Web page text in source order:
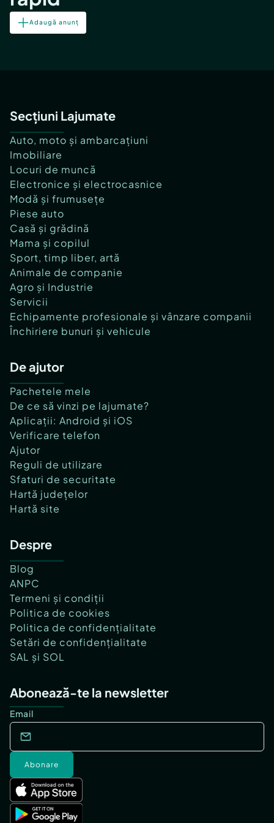
Adaugă anunț
Secțiuni Lajumate
Auto, moto și ambarcațiuni
Imobiliare
Locuri de muncă
Electronice și electrocasnice
Modă și frumusețe
Piese auto
Casă și grădină
Mama și copilul
Sport, timp liber, artă
Animale de companie
Agro și Industrie
Servicii
Echipamente profesionale și vânzare companii
Închiriere bunuri și vehicule
De ajutor
Pachetele mele
De ce să vinzi pe lajumate?
Aplicații: Android și iOS
Verificare telefon
Ajutor
Reguli de utilizare
Sfaturi de securitate
Hartă județelor
Hartă site
Despre
Blog
ANPC
Termeni și condiții
Politica de cookies
Politica de confidențialitate
Setări de confidențialitate
SAL și SOL
Abonează-te la newsletter
Email
Abonare